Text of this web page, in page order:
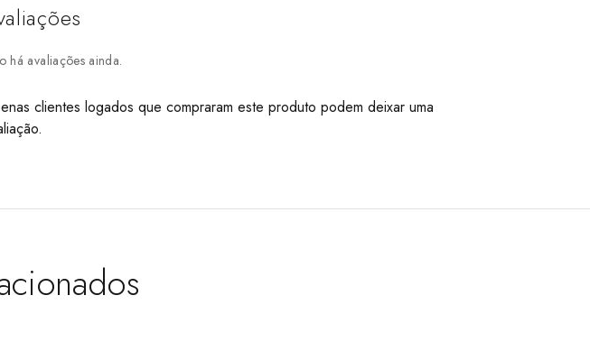
há avaliações ainda.
clientes logados que compraram este produto podem deixar uma